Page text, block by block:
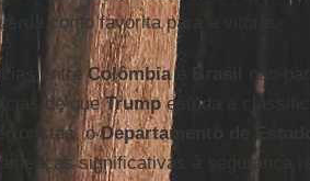
como favorita para a vitória.
entreColômbiae
não
de queTrumpestuda a
oDepartamento de
significativas à segurança